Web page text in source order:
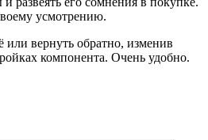
усмотрению.
или вернуть обратно, изменив
компонента. Очень удобно.